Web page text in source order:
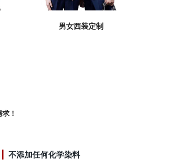
男女西装定制
！
不添加任何化学染料